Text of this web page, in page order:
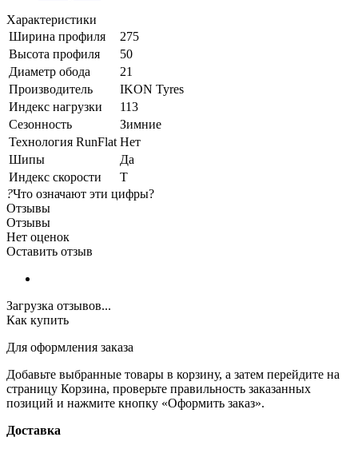
Характеристики
Ширина профиля
275
Высота профиля
50
Диаметр обода
21
Производитель
IKON Tyres
Индекс нагрузки
113
Сезонность
Зимние
Технология RunFlat Нет
Шипы
Да
Индекс скорости
T
?Что означают эти цифры?
Отзывы
Отзывы
Нет оценок
Оставить отзыв
Загрузка отзывов...
Как купить
Для оформления заказа
Добавьте выбранные товары в корзину, а затем перейдите на
страницу Корзина, проверьте правильность заказанных
позиций и нажмите кнопку «Оформить заказ».
Доставка